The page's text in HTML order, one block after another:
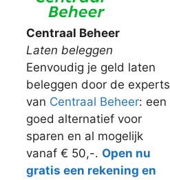
Centraal Beheer
Laten beleggen
Eenvoudig je geld laten
beleggen door de experts
van Centraal Beheer: een
goed alternatief voor
sparen en al mogelijk
vanaf € 50,-. Open nu
gratis een rekening en